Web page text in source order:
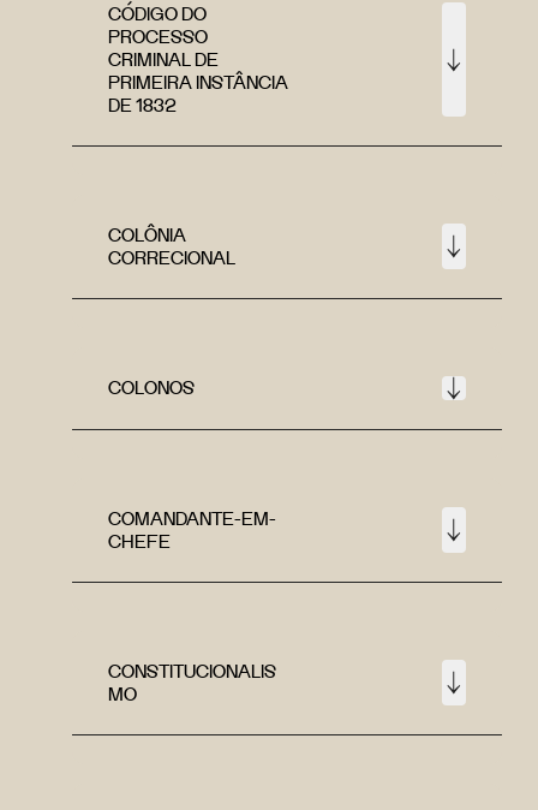
CÓDIGO DO
PROCESSO
CRIMINAL DE
PRIMEIRA INSTÂNCIA
DE 1832
COLÔNIA
CORRECIONAL
COLONOS
COMANDANTE-EM-
CHEFE
CONSTITUCIONALIS
MO